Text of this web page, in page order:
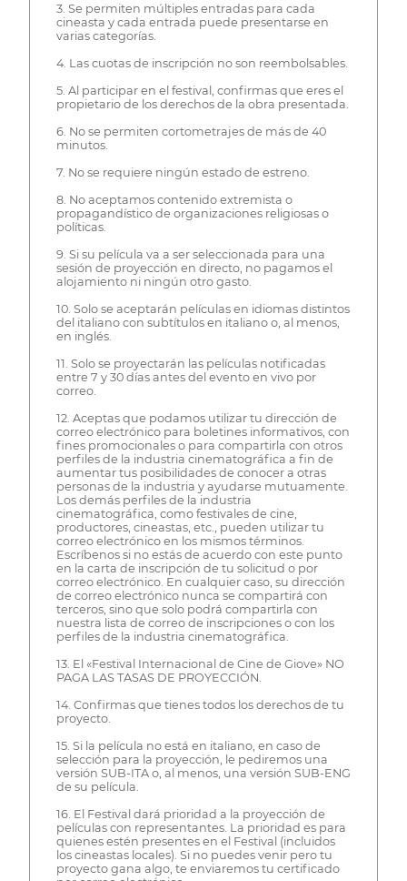
3. Se permiten múltiples entradas para cada
cineasta y cada entrada puede presentarse en
varias categorías.
4. Las cuotas de inscripción no son reembolsables.
5. Al participar en el festival, confirmas que eres el
propietario de los derechos de la obra presentada.
6. No se permiten cortometrajes de más de 40
minutos.
7. No se requiere ningún estado de estreno.
8. No aceptamos contenido extremista o
propagandístico de organizaciones religiosas o
políticas.
9. Si su película va a ser seleccionada para una
sesión de proyección en directo, no pagamos el
alojamiento ni ningún otro gasto.
10. Solo se aceptarán películas en idiomas distintos
del italiano con subtítulos en italiano o, al menos,
en inglés.
11. Solo se proyectarán las películas notificadas
entre 7 y 30 días antes del evento en vivo por
correo.
12. Aceptas que podamos utilizar tu dirección de
correo electrónico para boletines informativos, con
fines promocionales o para compartirla con otros
perfiles de la industria cinematográfica a fin de
aumentar tus posibilidades de conocer a otras
personas de la industria y ayudarse mutuamente.
Los demás perfiles de la industria
cinematográfica, como festivales de cine,
productores, cineastas, etc., pueden utilizar tu
correo electrónico en los mismos términos.
Escríbenos si no estás de acuerdo con este punto
en la carta de inscripción de tu solicitud o por
correo electrónico. En cualquier caso, su dirección
de correo electrónico nunca se compartirá con
terceros, sino que solo podrá compartirla con
nuestra lista de correo de inscripciones o con los
perfiles de la industria cinematográfica.
13. El «Festival Internacional de Cine de Giove» NO
PAGA LAS TASAS DE PROYECCIÓN.
14. Confirmas que tienes todos los derechos de tu
proyecto.
15. Si la película no está en italiano, en caso de
selección para la proyección, le pediremos una
versión SUB-ITA o, al menos, una versión SUB-ENG
de su película.
16. El Festival dará prioridad a la proyección de
películas con representantes. La prioridad es para
quienes estén presentes en el Festival (incluidos
los cineastas locales). Si no puedes venir pero tu
proyecto gana algo, te enviaremos tu certificado